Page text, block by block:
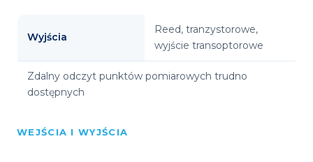
Wyjścia
Reed, tranzystorowe,
wyjście transoptorowe
Zdalny odczyt punktów pomiarowych trudno
dostępnych
WEJŚCIA I WYJŚCIA